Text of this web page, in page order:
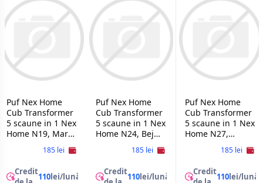
Puf Nex Home
Cub Transformer
5 scaune in 1 Nex
Home N19, Maro
185 lei
Credit110lei/lună
Puf Nex Home
Cub Transformer
5 scaune in 1 Nex
Home N24, Bej
185 lei
Credit110lei/lună
Puf Nex Home
Cub Transformer
5 scaune in 1 Nex
Home N27,
185 lei
Credit110lei/lună